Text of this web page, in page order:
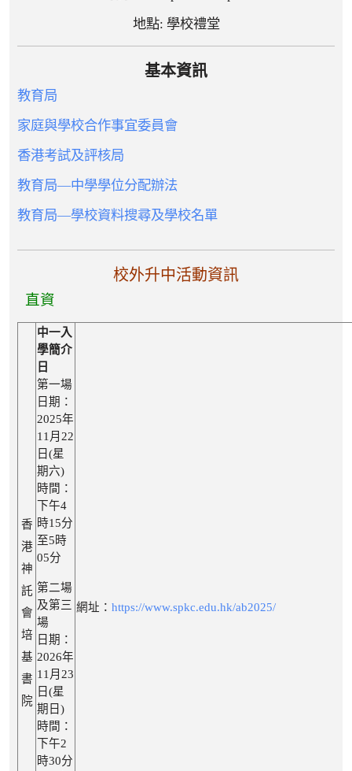
地點: 學校禮堂
基本資訊
教育局
家庭與學校合作事宜委員會
香港考試及評核局
教育局—中學學位分配辦法
教育局—學校資料搜尋及學校名單
校外升中活動資訊
直資
香
港
神
託
會
培
基
書
院
中一入
學簡介
日
第一場
日期：
2025年
11月22
日(星
期六)
時間：
下午4
時15分
至5時
05分
第二場
及第三
場
日期：
2026年
11月23
日(星
期日)
時間：
下午2
時30分
網址： https://www.spkc.edu.hk/ab2025/